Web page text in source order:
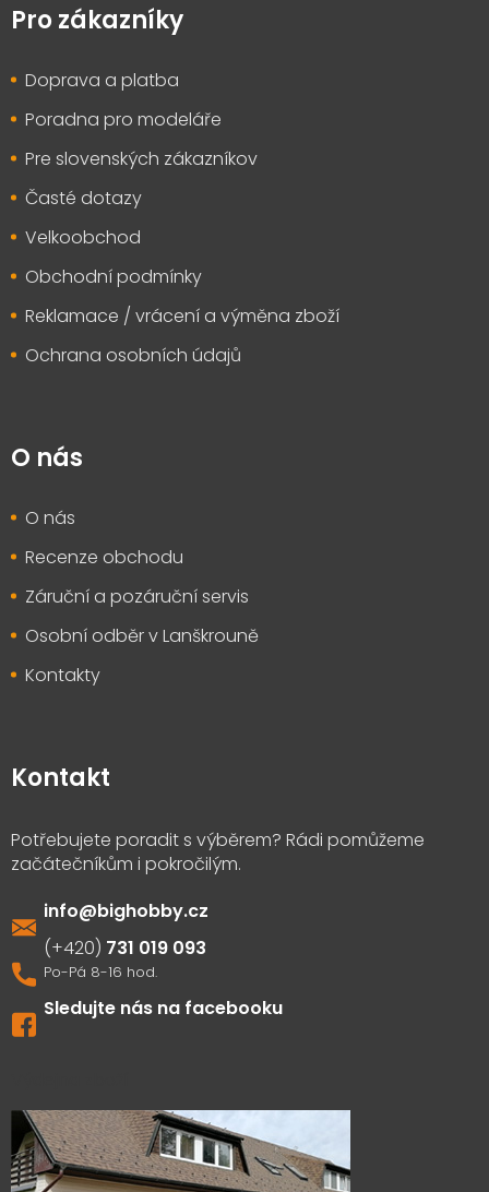
pPro zákazníky
Doprava a platba
Poradna pro modeláře
Pre slovenských zákazníkov
Časté dotazy
Velkoobchod
Obchodní podmínky
Reklamace / vrácení a výměna zboží
Ochrana osobních údajů
O nás
O nás
Recenze obchodu
Záruční a pozáruční servis
Osobní odběr v Lanškrouně
Kontakty
Kontakt
info@bighobby.cz
731 019 093
Sledujte nás na facebooku